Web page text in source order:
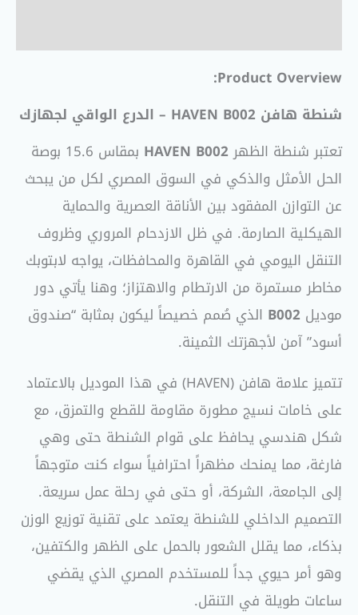
Product Overview:
شنطة هافن HAVEN B002 – الدرع الواقي لجهازك
تعتبر شنطة الظهر HAVEN B002
بمقاس 15.6 بوصة
الحل الأمثل والذكي في السوق المصري لكل من يبحث
عن التوازن المفقود بين الأناقة العصرية والحماية
الهيكلية الصارمة. في ظل الازدحام المروري وظروف
التنقل اليومي في القاهرة والمحافظات، يواجه لابتوبك
مخاطر مستمرة من الارتطام والاهتزاز؛ وهنا يأتي دور
موديل B002 الذي صُمم خصيصاً ليكون بمثابة “صندوق
أسود” آمن لأجهزتك الثمينة.
تتميز علامة هافن (HAVEN) في هذا الموديل بالاعتماد
على خامات نسيج مطورة مقاومة للقطع والتمزق، مع
شكل هندسي يحافظ على قوام الشنطة حتى وهي
فارغة، مما يمنحك مظهراً احترافياً سواء كنت متوجهاً
إلى الجامعة، الشركة، أو حتى في رحلة عمل سريعة.
التصميم الداخلي للشنطة يعتمد على تقنية توزيع الوزن
بذكاء، مما يقلل الشعور بالحمل على الظهر والكتفين،
وهو أمر حيوي جداً للمستخدم المصري الذي يقضي
ساعات طويلة في التنقل.